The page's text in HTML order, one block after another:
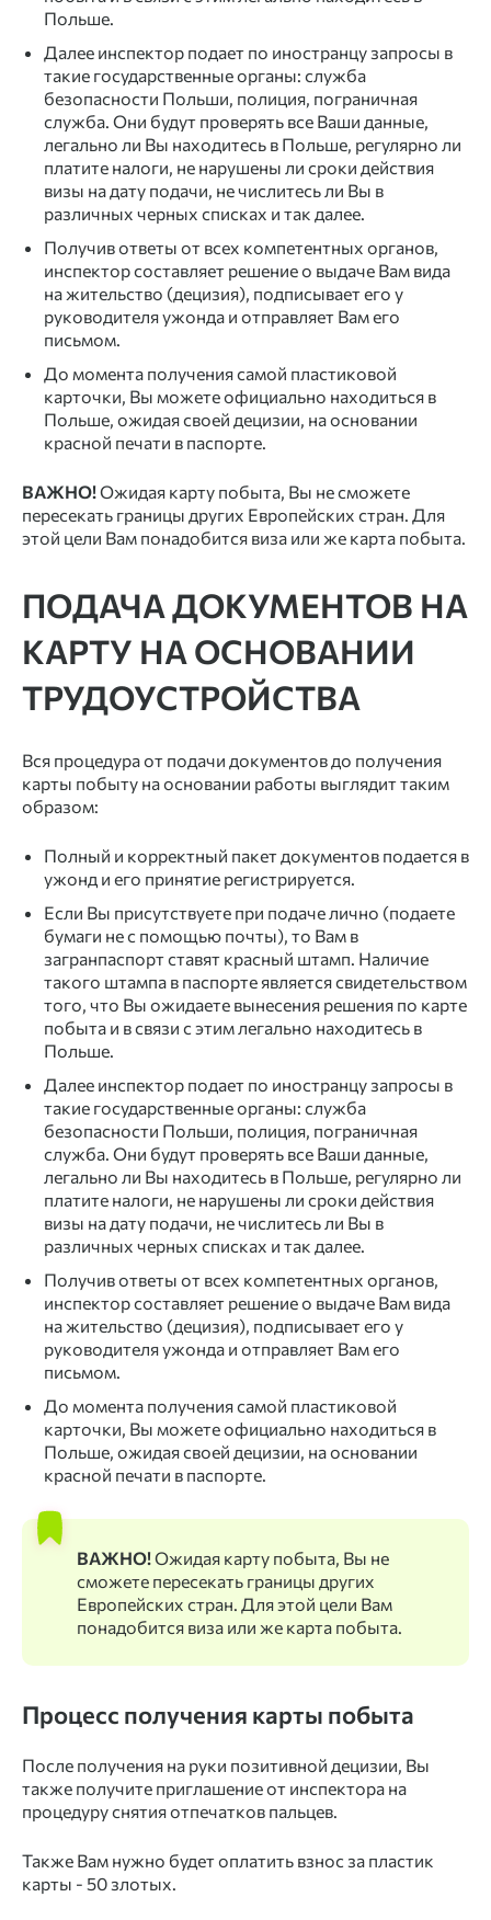
Польше.
Далее инспектор подает по иностранцу запросы в
такие государственные органы: служба
безопасности Польши, полиция, пограничная
служба. Они будут проверять все Ваши данные,
легально ли Вы находитесь в Польше, регулярно ли
платите налоги, не нарушены ли сроки действия
визы на дату подачи, не числитесь ли Вы в
различных черных списках и так далее.
Получив ответы от всех компетентных органов,
инспектор составляет решение о выдаче Вам вида
на жительство (децизия), подписывает его у
руководителя ужонда и отправляет Вам его
письмом.
До момента получения самой пластиковой
карточки, Вы можете официально находиться в
Польше, ожидая своей децизии, на основании
красной печати в паспорте.
ВАЖНО!Ожидая карту побыта, Вы не сможете
пересекать границы других Европейских стран. Для
этой цели Вам понадобится виза или же карта побыта.
ПОДАЧА ДОКУМЕНТОВ НА
КАРТУ НА ОСНОВАНИИ
ТРУДОУСТРОЙСТВА
Вся процедура от подачи документов до получения
карты побыту на основании работы выглядит таким
образом:
Полный и корректный пакет документов подается в
ужонд и его принятие регистрируется.
Если Вы присутствуете при подаче лично (подаете
бумаги не с помощью почты), то Вам в
загранпаспорт ставят красный штамп. Наличие
такого штампа в паспорте является свидетельством
того, что Вы ожидаете вынесения решения по карте
побыта и в связи с этим легально находитесь в
Польше.
Далее инспектор подает по иностранцу запросы в
такие государственные органы: служба
безопасности Польши, полиция, пограничная
служба. Они будут проверять все Ваши данные,
легально ли Вы находитесь в Польше, регулярно ли
платите налоги, не нарушены ли сроки действия
визы на дату подачи, не числитесь ли Вы в
различных черных списках и так далее.
Получив ответы от всех компетентных органов,
инспектор составляет решение о выдаче Вам вида
на жительство (децизия), подписывает его у
руководителя ужонда и отправляет Вам его
письмом.
До момента получения самой пластиковой
карточки, Вы можете официально находиться в
Польше, ожидая своей децизии, на основании
красной печати в паспорте.
ВАЖНО!Ожидая карту побыта, Вы не
сможете пересекать границы других
Европейских стран. Для этой цели Вам
понадобится виза или же карта побыта.
Процесс получения карты побыта
После получения на руки позитивной децизии, Вы
также получите приглашение от инспектора на
процедуру снятияотпечатков пальцев
Также Вам нужно будет оплатить взнос за пластик
карты - 50 злотых.